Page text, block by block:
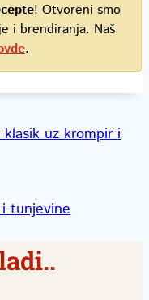
! Otvoreni smo
i brendiranja. Naš
.
uz krompir i
tunjevine